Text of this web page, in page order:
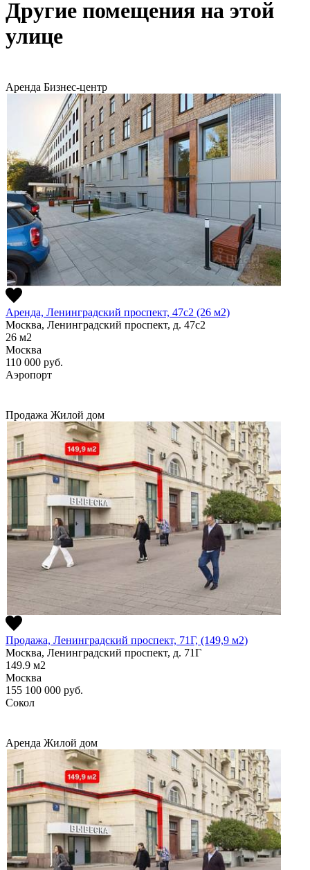
Другие помещения на этой
улице
Аренда Бизнес-центр
Аренда, Ленинградский проспект, 47с2 (26 м2)
Москва, Ленинградский проспект, д. 47с2
26 м2
Москва
110 000 руб.
Аэропорт
Продажа Жилой дом
Продажа, Ленинградский проспект, 71Г, (149,9 м2)
Москва, Ленинградский проспект, д. 71Г
149.9 м2
Москва
155 100 000 руб.
Сокол
Аренда Жилой дом